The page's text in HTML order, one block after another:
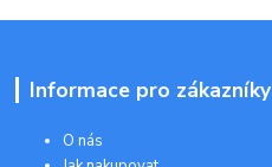
Informace pro zákazníky
O nás